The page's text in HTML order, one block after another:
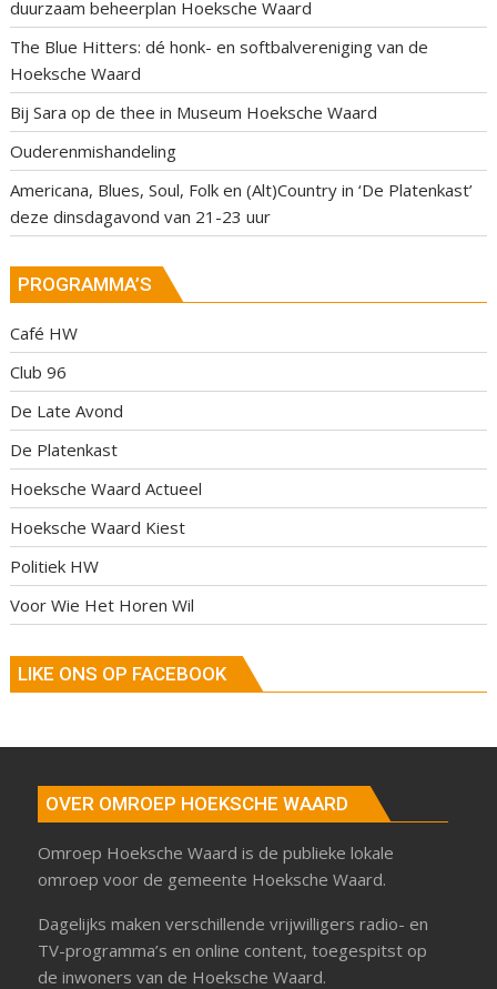
duurzaam beheerplan Hoeksche Waard
The Blue Hitters: dé honk- en softbalvereniging van de
Hoeksche Waard
Bij Sara op de thee in Museum Hoeksche Waard
Ouderenmishandeling
Americana, Blues, Soul, Folk en (Alt)Country in ‘De Platenkast’
deze dinsdagavond van 21-23 uur
PROGRAMMA’S
Café HW
Club 96
De Late Avond
De Platenkast
Hoeksche Waard Actueel
Hoeksche Waard Kiest
Politiek HW
Voor Wie Het Horen Wil
LIKE ONS OP FACEBOOK
OVER OMROEP HOEKSCHE WAARD
Omroep Hoeksche Waard is de publieke lokale
omroep voor de gemeente Hoeksche Waard.
Dagelijks maken verschillende vrijwilligers radio- en
TV-programma’s en online content, toegespitst op
de inwoners van de Hoeksche Waard.